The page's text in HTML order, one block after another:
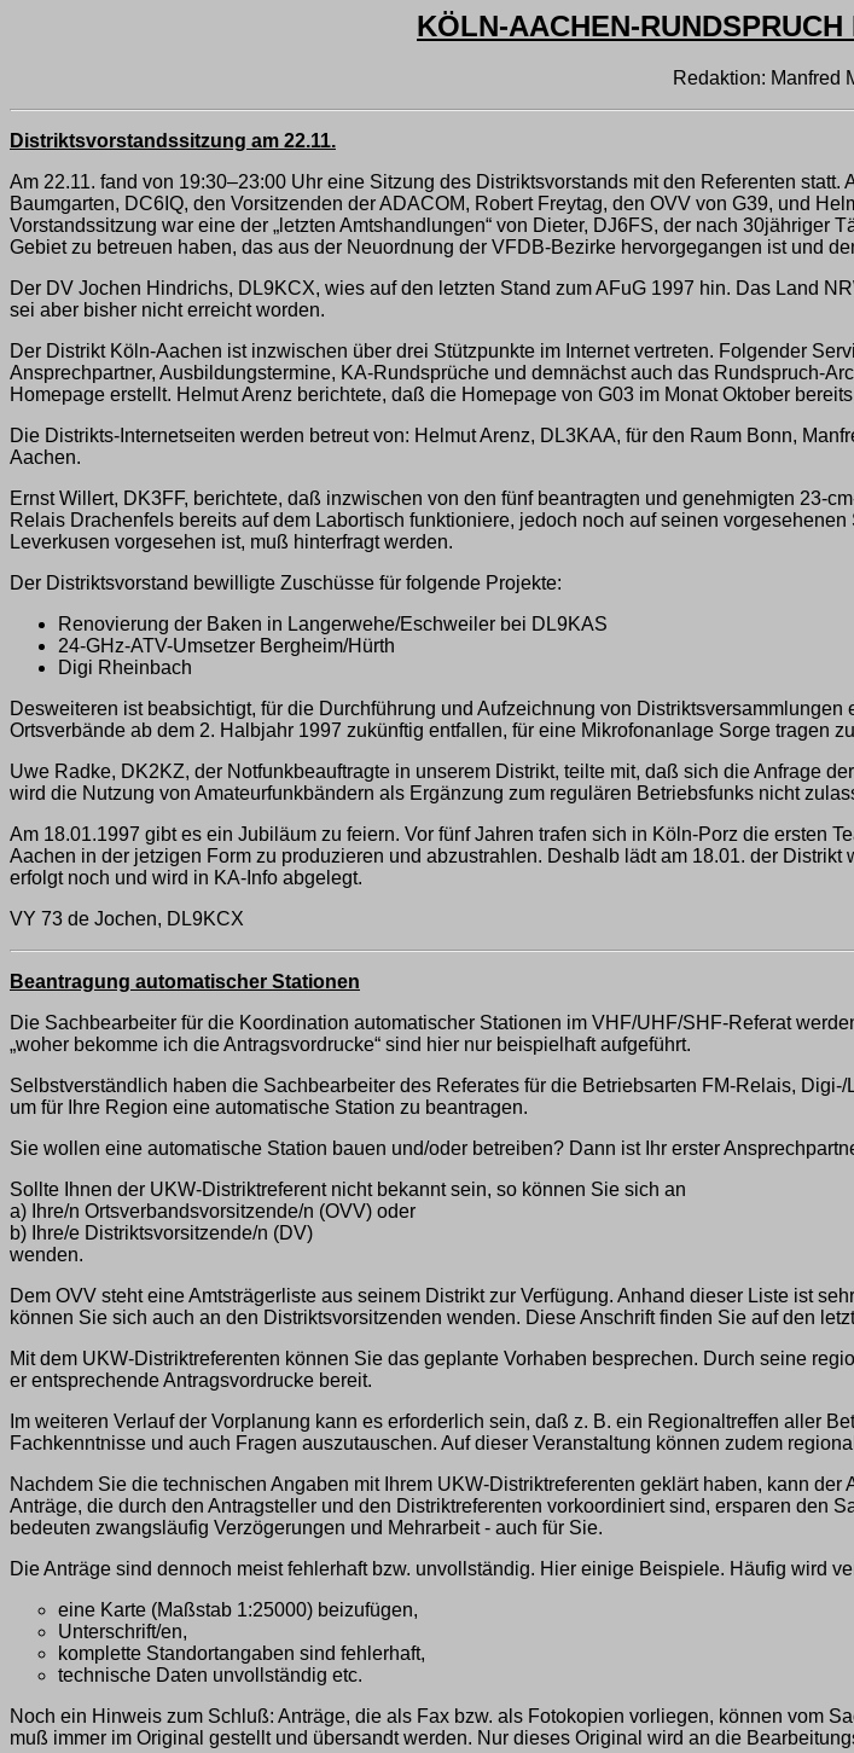
KÖLN-AACHEN-
Redaktion: Manfred
Distriktsvorstandssitzung am 22.11.
Am 22.11. fand von 19:30–23:00 Uhr eine Sitzung des Distriktsvorstands mit den Referenten
Baumgarten, DC6IQ, den Vorsitzenden der ADACOM, Robert Freytag, den OVV von G39, und
Vorstandssitzung war eine der „letzten Amtshandlungen“ von Dieter, DJ6FS, der nach
Gebiet zu betreuen haben, das aus der Neuordnung der VFDB-Bezirke hervorgegangen ist und
Der DV Jochen Hindrichs, DL9KCX, wies auf den letzten Stand zum AFuG 1997 hin. Das Land
sei aber bisher nicht erreicht worden.
Der Distrikt Köln-Aachen ist inzwischen über drei Stützpunkte im Internet vertreten. Folgender
Ansprechpartner, Ausbildungstermine, KA-Rundsprüche und demnächst auch das Rundspruch-
Homepage erstellt. Helmut Arenz berichtete, daß die Homepage von G03 im Monat Oktober
Die Distrikts-Internetseiten werden betreut von: Helmut Arenz, DL3KAA, für den Raum Bonn,
Aachen.
Ernst Willert, DK3FF, berichtete, daß inzwischen von den fünf beantragten und genehmigten 23-
Relais Drachenfels bereits auf dem Labortisch funktioniere, jedoch noch auf seinen
Leverkusen vorgesehen ist, muß hinterfragt werden.
Der Distriktsvorstand bewilligte Zuschüsse für folgende Projekte:
Renovierung der Baken in Langerwehe/Eschweiler bei DL9KAS
24-GHz-ATV-Umsetzer Bergheim/Hürth
Digi Rheinbach
Desweiteren ist beabsichtigt, für die Durchführung und Aufzeichnung von
Ortsverbände ab dem 2. Halbjahr 1997 zukünftig entfallen, für eine Mikrofonanlage Sorge tragen
Uwe Radke, DK2KZ, der Notfunkbeauftragte in unserem Distrikt, teilte mit, daß sich die Anfrage
wird die Nutzung von Amateurfunkbändern als Ergänzung zum regulären Betriebsfunks nicht
Am 18.01.1997 gibt es ein Jubiläum zu feiern. Vor fünf Jahren trafen sich in Köln-Porz die ersten
Aachen in der jetzigen Form zu produzieren und abzustrahlen. Deshalb lädt am 18.01. der
erfolgt noch und wird in KA-Info abgelegt.
VY 73 de Jochen, DL9KCX
Beantragung automatischer Stationen
Die Sachbearbeiter für die Koordination automatischer Stationen im VHF/UHF/SHF-Referat
„woher bekomme ich die Antragsvordrucke“ sind hier nur beispielhaft aufgeführt.
Selbstverständlich haben die Sachbearbeiter des Referates für die Betriebsarten FM-Relais,
um für Ihre Region eine automatische Station zu beantragen.
Sie wollen eine automatische Station bauen und/oder betreiben? Dann ist Ihr erster
Sollte Ihnen der UKW-Distriktreferent nicht bekannt sein, so können Sie sich an
a) Ihre/n Ortsverbandsvorsitzende/n (OVV) oder
b) Ihre/e Distriktsvorsitzende/n (DV)
wenden.
Dem OVV steht eine Amtsträgerliste aus seinem Distrikt zur Verfügung. Anhand dieser Liste ist
können Sie sich auch an den Distriktsvorsitzenden wenden. Diese Anschrift finden Sie auf den
Mit dem UKW-Distriktreferenten können Sie das geplante Vorhaben besprechen. Durch seine
er entsprechende Antragsvordrucke bereit.
Im weiteren Verlauf der Vorplanung kann es erforderlich sein, daß z. B. ein Regionaltreffen aller
Fachkenntnisse und auch Fragen auszutauschen. Auf dieser Veranstaltung können zudem
Nachdem Sie die technischen Angaben mit Ihrem UKW-Distriktreferenten geklärt haben, kann
Anträge, die durch den Antragsteller und den Distriktreferenten vorkoordiniert sind, ersparen den
bedeuten zwangsläufig Verzögerungen und Mehrarbeit - auch für Sie.
Die Anträge sind dennoch meist fehlerhaft bzw. unvollständig. Hier einige Beispiele. Häufig wird
eine Karte (Maßstab 1:25000) beizufügen,
Unterschrift/en,
komplette Standortangaben sind fehlerhaft,
technische Daten unvollständig etc.
Noch ein Hinweis zum Schluß: Anträge, die als Fax bzw. als Fotokopien vorliegen, können vom
muß immer im Original gestellt und übersandt werden. Nur dieses Original wird an die